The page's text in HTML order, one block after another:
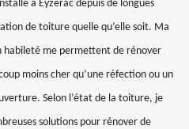
à Eyzerac depuis de longues
de toiture quelle qu’elle soit. Ma
me permettent de rénover
moins cher qu’une réfection ou un
Selon l’état de la toiture, je
solutions pour rénover de